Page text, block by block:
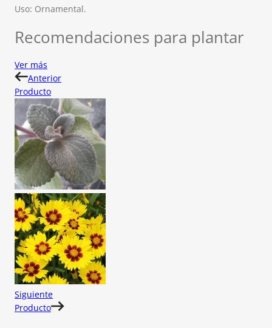
Uso: Ornamental.
Recomendaciones para plantar
Ver más
Anterior
Producto
Siguiente
Producto